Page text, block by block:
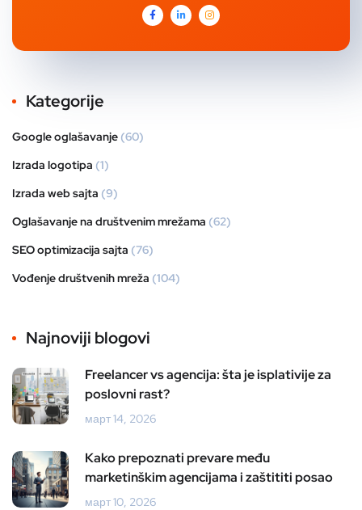
Kategorije
Google oglašavanje (60)
Izrada logotipa (1)
Izrada web sajta (9)
Oglašavanje na društvenim mrežama (62)
SEO optimizacija sajta (76)
Vođenje društvenih mreža (104)
Najnoviji blogovi
Freelancer vs agencija: šta je isplativije za
poslovni rast?
март 14, 2026
Kako prepoznati prevare među
marketinškim agencijama i zaštititi posao
март 10, 2026